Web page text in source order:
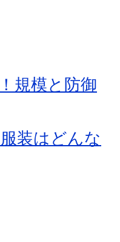
規模と防御
装はどんな